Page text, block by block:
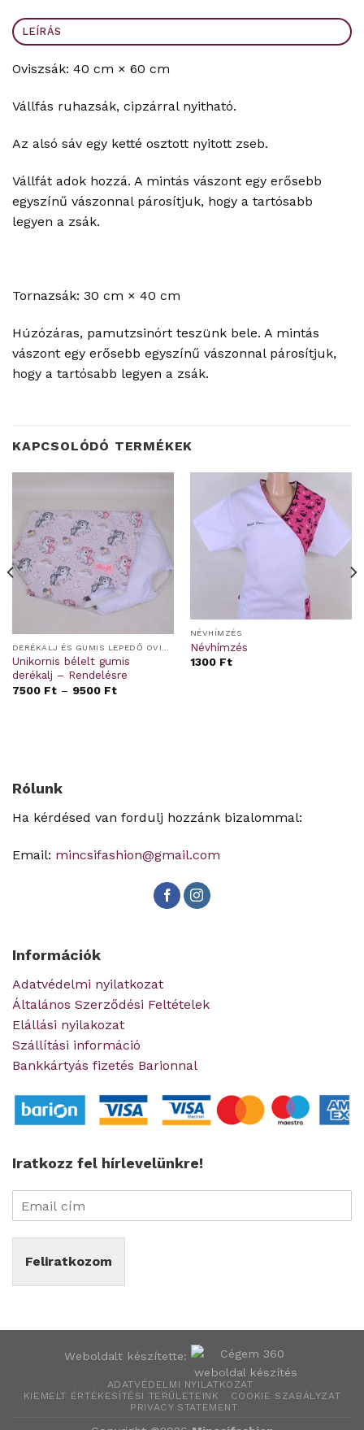
LEÍRÁS
Oviszsák: 40 cm × 60 cm
Vállfás ruhazsák, cipzárral nyitható.
Az alsó sáv egy ketté osztott nyitott zseb.
Vállfát adok hozzá. A mintás vászont egy erősebb
egyszínű vászonnal párosítjuk, hogy a tartósabb
legyen a zsák.
Tornazsák: 30 cm × 40 cm
Húzózáras, pamutzsinórt teszünk bele. A mintás
vászont egy erősebb egyszínű vászonnal párosítjuk,
hogy a tartósabb legyen a zsák.
KAPCSOLÓDÓ TERMÉKEK
Unikornis bélelt gumis
derékalj – Rendelésre
7500 Ft– 9500 Ft
NÉVHÍMZÉS
Névhímzés
1300 Ft
Rólunk
Ha kérdésed van fordulj hozzánk bizalommal:
Email: mincsifashion@gmail.com
Információk
Adatvédelmi nyilatkozat
Általános Szerződési Feltételek
Elállási nyilakozat
Szállítási információ
Bankkártyás fizetés Barionnal
Iratkozz fel hírlevelünkre!
Feliratkozom
Weboldalt készítette:
ADATVÉDELMI NYILATKOZAT
KIEMELT ÉRTÉKESÍTÉSI TERÜLETEINK
COOKIE SZABÁLYZAT
PRIVACY STATEMENT